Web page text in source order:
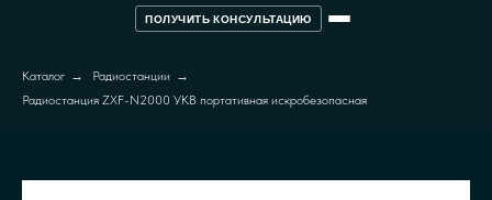
ПОЛУЧИТЬ КОНСУЛЬТАЦИЮ
Каталог → Радиостанции →
Радиостанция ZXF-N2000 УКВ портативная искробезопасная